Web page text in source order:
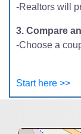
-Realtors will
3. Compare
-Choose a
Start here >>